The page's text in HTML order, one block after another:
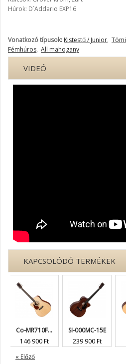
Húrok: D´Addario EXP16
Vonatkozó típusok: Kistestű / Junior,
Fémhúros, All mahogany
VIDEÓ
KAPCSOLÓDÓ TERMÉKEK
« Előző
Co-MR710F...
146 900 Ft
SI-000MC-15E
239 900 Ft